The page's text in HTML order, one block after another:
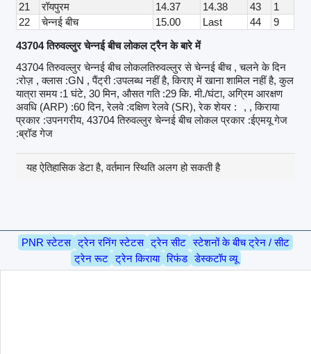
21
रॉयपुरम 14.37 14.38 43
1
22
चेन्नई बीच 15.00 Last 44
9
43704 तिरुवल्लुर चेन्नई बीच लोकल ट्रैन के बारे में
43704 तिरुवल्लुर चेन्नई बीच लोकलतिरुवल्लुर से चेन्नई बीच , चलने के दिन
:रोज़ , क्लास :GN , पैंट्री :उपलब्ध नहीं है, किराए में खाना शामिल नहीं है, कुल
यात्रा समय :1 घंटे, 30 मिन, औसत गति :29 कि. मी./घंटा, अग्रिम आरक्षण
अवधि (ARP) :60 दिन, रेलवे :दक्षिण रेलवे (SR), रेक शेयर :
, , किराया
प्रकार :उपनगरीय, 43704 तिरुवल्लुर चेन्नई बीच लोकल प्रकार :ईएमयू गेज
:ब्रॉड गेज
यह ऐतिहासिक डेटा है, वर्तमान स्थिति अलग हो सकती है
PNR स्टेटस ट्रेन रनिंग स्टेटस ट्रेन सीट स्टेशनों के बीच ट्रेन / सीट
ट्रेन रूट ट्रेन किराया रिफंड डेस्कटॉप व्यू